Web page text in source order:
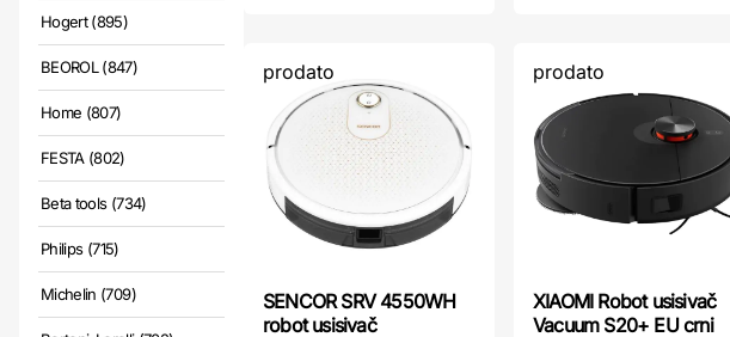
Hogert (895)
BEOROL (847)
Home (807)
FESTA (802)
Beta tools (734)
Philips (715)
Michelin (709)
prodato
SENCOR SRV 4550WH
robot usisivač
prodato
XIAOMI Robot usisivač
Vacuum S20+ EU crni